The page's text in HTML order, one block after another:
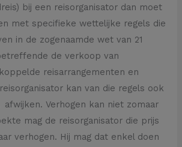
bij een reisorganisator dan moet
met specifieke wettelijke regels die
in de zogenaamde wet van 21
de verkoop van
reisarrangementen en
kan van die regels ook
Verhogen kan niet zomaar
mag de reisorganisator die prijs
verhogen. Hij mag dat enkel doen